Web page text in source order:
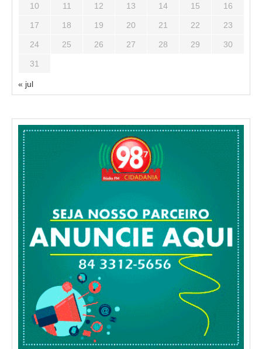
10 11 12 13 14 15 16
17 18 19 20 21 22 23
24 25 26 27 28 29 30
31
« jul